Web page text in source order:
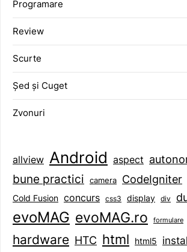
Programare
Review
Scurte
Șed și Cuget
Zvonuri
allview Android aspect
bune practici camera CodeIgniter
Cold Fusion concurs css3 display div
evoMAG evoMAG.ro formulare
hardware HTC html html5